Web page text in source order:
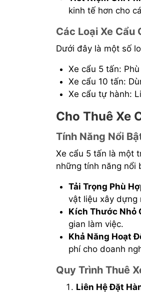
kinh tế hơn cho
Các Loại Xe Cẩu
Dưới đây là một số
Xe cẩu 5 tấn:
Xe cẩu 10 tấn:
Xe cẩu tự hành:
Cho Thuê Xe
Tính Năng Nổi
Xe cẩu 5 tấn là một
những tính năng nổi
Tải Trọng Phù
vật liệu xây dựng
Kích Thước Nhỏ
gian làm việc.
Khả Năng Hoạt
phí cho doanh
Quy Trình Thuê
Liên Hệ Đặt